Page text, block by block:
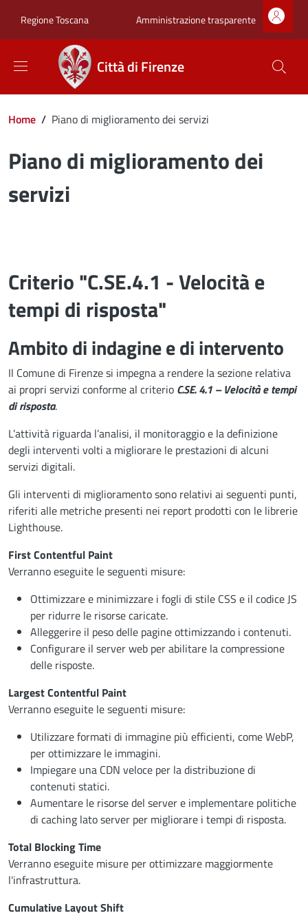
Regione Toscana Zona superiore
Amministrazione trasparente
Città di Firenze
Briciole di pane
Home / Piano di miglioramento dei servizi
Piano di miglioramento dei
servizi
Criterio "C.SE.4.1 - Velocità e
tempi di risposta"
Ambito di indagine e di intervento
Il Comune di Firenze si impegna a rendere la sezione relativa
ai propri servizi conforme al criterio C.SE. 4.1 – Velocità e tempi
di risposta.
L’attività riguarda l’analisi, il monitoraggio e la definizione
degli interventi volti a migliorare le prestazioni di alcuni
servizi digitali.
Gli interventi di miglioramento sono relativi ai seguenti punti,
riferiti alle metriche presenti nei report prodotti con le librerie
Lighthouse.
First Contentful Paint
Verranno eseguite le seguenti misure:
Ottimizzare e minimizzare i fogli di stile CSS e il codice JS
per ridurre le risorse caricate.
Alleggerire il peso delle pagine ottimizzando i contenuti.
Configurare il server web per abilitare la compressione
delle risposte.
Largest Contentful Paint
Verranno eseguite le seguenti misure:
Utilizzare formati di immagine più efficienti, come WebP,
per ottimizzare le immagini.
Impiegare una CDN veloce per la distribuzione di
contenuti statici.
Aumentare le risorse del server e implementare politiche
di caching lato server per migliorare i tempi di risposta.
Total Blocking Time
Verranno eseguite misure per ottimizzare maggiormente
l'infrastruttura.
Cumulative Layout Shift